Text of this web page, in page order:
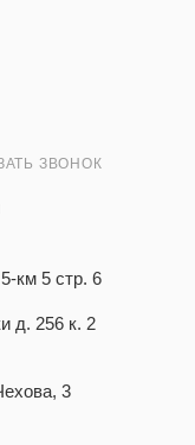
ЗВОНОК
км 5 стр. 6
д. 256 к. 2
3